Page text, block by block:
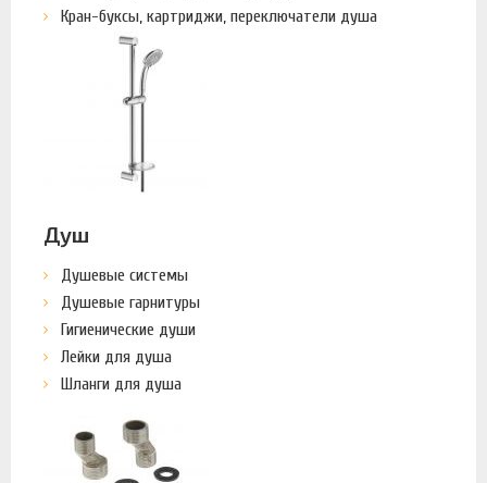
Кран-буксы, картриджи, переключатели душа
Душ
Душевые системы
Душевые гарнитуры
Гигиенические души
Лейки для душа
Шланги для душа